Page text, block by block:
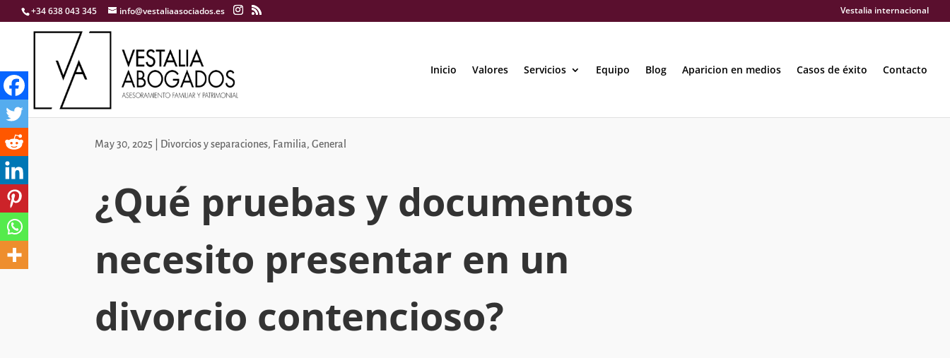
+34 638 043 345 info@vestaliaasociados.es Vestalia internacional
Inicio Valores Servicios Equipo Blog Aparicion en medios Casos de éxito Contacto
May 30, 2025 Divorcios y separaciones, Familia,General
¿Qué pruebas y documentos
necesito presentar en un
divorcio contencioso?